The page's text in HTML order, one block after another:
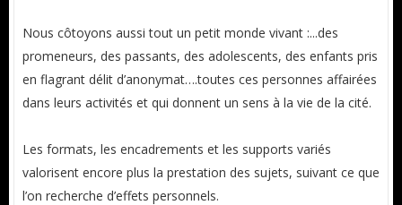
Nous côtoyons aussi tout un petit monde vivant :...des
promeneurs, des passants, des adolescents, des enfants pris
en flagrant délit d’anonymat….toutes ces personnes affairées
dans leurs activités et qui donnent un sens à la vie de la cité.
Les formats, les encadrements et les supports variés
valorisent encore plus la prestation des sujets, suivant ce que
l’on recherche d’effets personnels.